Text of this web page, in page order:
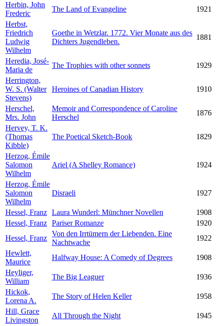
Herbin, John
Frederic
The Land of Evangeline
1921
Herbst,
Friedrich
Ludwig
Wilhelm
Goethe in Wetzlar. 1772. Vier Monate aus des
Dichters Jugendleben.
1881
Heredia, José-
Maria de
The Trophies with other sonnets
1929
Herrington,
W. S. (Walter
Stevens)
Heroines of Canadian History 1910
Herschel,
Mrs. John
Memoir and Correspondence of Caroline
Herschel
1876
Hervey, T. K.
(Thomas
Kibble)
The Poetical Sketch-Book 1829
Herzog, Émile
Salomon
Wilhelm
Ariel (A Shelley Romance) 1924
Herzog, Émile
Salomon
Wilhelm
Disraeli 1927
Hessel, Franz Laura Wunderl: Münchner Novellen
1908
Hessel, Franz Pariser Romanze
1920
Hessel, Franz
Von den Irrtümern der Liebenden. Eine
Nachtwache
1922
Hewlett,
Maurice
Halfway House: A Comedy of Degrees
1908
Heyliger,
William
The Big Leaguer
1936
Hickok,
Lorena A.
The Story of Helen Keller
1958
Hill, Grace
Livingston
All Through the Night
1945